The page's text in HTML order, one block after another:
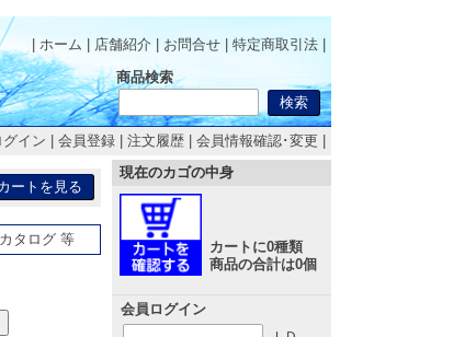
| ホーム
店舗紹介 お問合せ 特定商取引法
商品検索
グイン 会員登録 注文履歴 会員情報確認･変更
タログ 等
現在のカゴの中身
カートに0種類
商品の合計は0個
会員ログイン